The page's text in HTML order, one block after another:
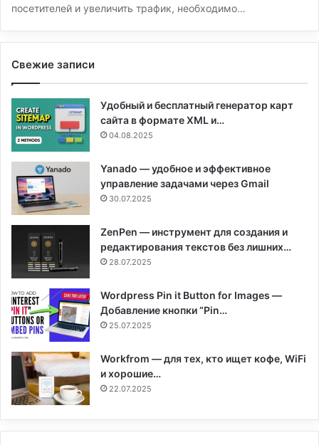
посетителей и увеличить трафик, необходимо…
Свежие записи
Удобный и бесплатный генератор карт
сайта в формате XML и…
04.08.2025
Yanado — удобное и эффективное
управление задачами через Gmail
30.07.2025
ZenPen — инструмент для создания и
редактирования текстов без лишних…
28.07.2025
Wordpress Pin it Button for Images —
Добавление кнопки “Pin…
25.07.2025
Workfrom — для тех, кто ищет кофе, WiFi
и хорошие…
22.07.2025